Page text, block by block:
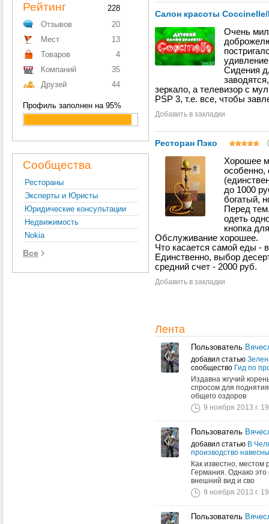
Рейтинг
228
Отзывов
20
Мест
13
Товаров
4
Компаний
35
Друзей
44
Профиль заполнен на 95%
Сообщества
Рестораны
Эксперты и Юристы
Юридические консультации
Недвижимость
Nokia
Все
Салон красоты
Очень
Сидения
зеркало, а телевизор с
PSP 3, т.е. все, чтобы
Добавить в закладки
Ресторан Пэко
Хорошее
особенно,
до 1000
богатый,
Перед
одеть
кнопка
Обслуживание хорошее.
Что касается самой еды -
Единственно, выбор
средний счет - 2000 руб.
Добавить в закладки
Лента
Пользователь
добавил статью
сообщество Гид по
Издавна жгучий
спросом для
общего оздоров
9 ноября 2013 г.
Пользователь
добавил статью В
производство
Как известно,
Германия. Однако
внешний вид и сво
9 ноября 2013 г.
Пользователь